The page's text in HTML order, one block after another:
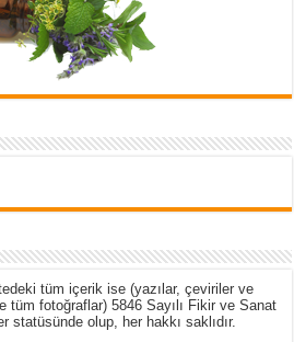
tüm içerik ise (yazılar, çeviriler ve
tüm fotoğraflar) 5846 Sayılı Fikir ve Sanat
statüsünde olup, her hakkı saklıdır.